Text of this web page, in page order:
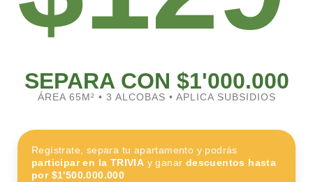
SEPARA CON $1'000.000
ÁREA 65M² • 3 ALCOBAS • APLICA SUBSIDIOS
Regístrate, separa tu apartamento y podrás
participar en la TRIVIA y ganar descuentos hasta
por $1'500.000.000